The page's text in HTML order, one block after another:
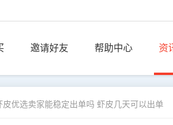
邀请好友 帮助中心 资
皮优选卖家能稳定出单吗 虾皮几天可以出单